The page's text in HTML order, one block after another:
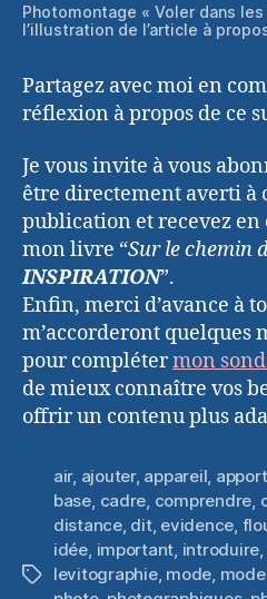
Photomontage « Voler dans
l’illustration de l’article à
Partagez avec moi en
réflexion à propos de ce
Je vous invite à vous
être directement averti à
publication et recevez
mon livre “Sur le chemin
INSPIRATION”.
Enfin, merci d’avance à
m’accorderont quelques
pour complétermon
de mieux connaître vos
offrir un contenu plus
Étiquettes
air, ajouter, appareil,
base, cadre, comprendre,
distance, dit, evidence,
idée, important, introduire,
levitographie, mode,